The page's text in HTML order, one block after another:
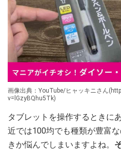
画像出典：YouTube/ヒャッキニさん
v=lGzyBQhu5Tk)
タブレットを操作するときに
近では100均でも種類が豊富
きか悩んでしまいますよね。